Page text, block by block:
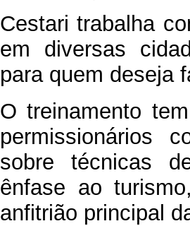
Cestari trabalha
em diversas
para quem deseja
O treinamento
permissionários
sobre técnicas
ênfase ao
anfitrião principal